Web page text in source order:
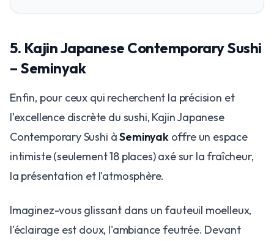
5. Kajin Japanese Contemporary Sushi
– Seminyak
Enfin, pour ceux qui recherchent la précision et
l'excellence discrète du sushi, Kajin Japanese
Contemporary Sushi àSeminyak offre un espace
intimiste (seulement 18 places) axé sur la fraîcheur,
la présentation et l'atmosphère.
Imaginez-vous glissant dans un fauteuil moelleux,
l'éclairage est doux, l'ambiance feutrée. Devant